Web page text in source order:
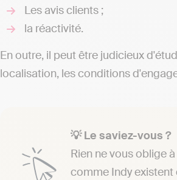
Les avis clients ;
la réactivité.
En outre, il peut être judicieux
localisation, les conditions
💡 Le saviez-vous ?
Rien ne vous oblige
comme Indy